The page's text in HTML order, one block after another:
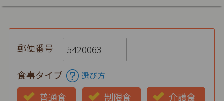
郵便番号
食事タイプ 選び方
普通食 制限食
介護食